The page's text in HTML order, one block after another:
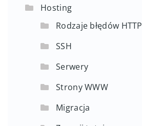
Hosting
Rodzaje błędów HTTP
SSH
Serwery
Strony WWW
Migracja